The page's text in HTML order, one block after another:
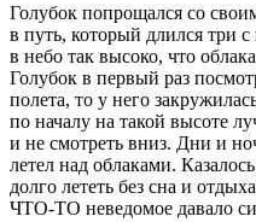
Голубок попрощался со
в путь, который длился три
в небо так высоко, что
Голубок в первый раз
полета, то у него
по началу на такой высоте
и не смотреть вниз. Дни и
летел над облаками.
долго лететь без сна и
ЧТО-ТО неведомое давало